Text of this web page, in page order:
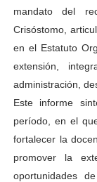
mandato del
Crisóstomo,
en el Estatuto
extensión,
administración,
Este informe
período, en el
fortalecer la
promover la
oportunidades